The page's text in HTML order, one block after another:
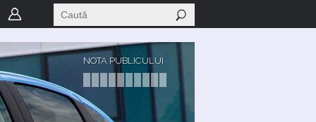
NOTA PUBLICULUI